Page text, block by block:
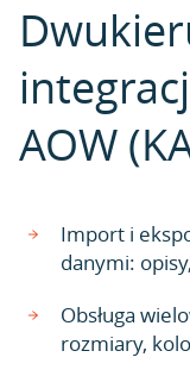
AOW
Import i
danymi:
Obsługa
rozmiary,